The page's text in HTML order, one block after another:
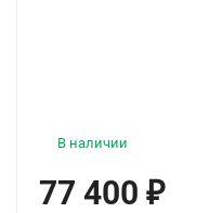
В наличии
77 400 ₽